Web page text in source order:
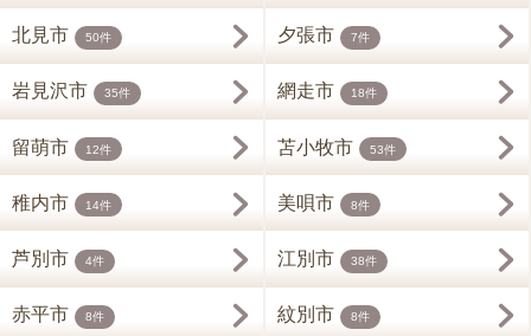
北見市 50件 夕張市 7件
岩見沢市 35件 網走市 18件
留萌市 12件 苫小牧市 53件
稚内市 14件 美唄市 8件
芦別市 4件 江別市 38件
赤平市 8件 紋別市 8件